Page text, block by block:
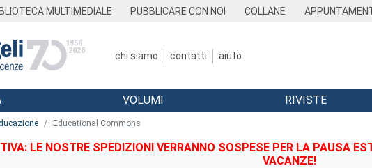
MULTIMEDIALE PUBBLICARE CON NOI COLLANE
chi siamo contatti aiuto
VOLUMI RIVISTE
Educational Commons
LE NOSTRE SPEDIZIONI VERRANNO SOSPESE PER LA PAUSA
VACANZE!